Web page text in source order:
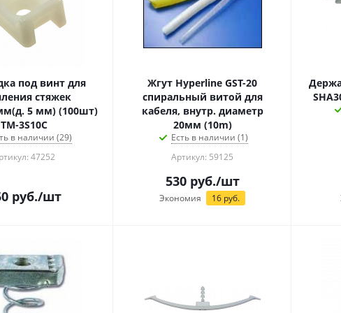
под винт для
стяжек
5 мм) (100шт)
TM-3S10C
в наличии (29)
47252
руб./шт
Жгут Hyperline GST-20
спиральный витой для
кабеля, внутр. диаметр
20мм (10m)
Есть в наличии (1)
Артикул: 59125
530руб./шт
Экономия 16 руб.